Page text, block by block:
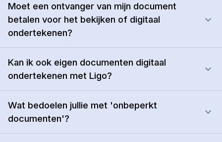
Moet een ontvanger van mijn document
betalen voor het bekijken of digitaal
ondertekenen?
Kan ik ook eigen documenten digitaal
ondertekenen met Ligo?
Wat bedoelen jullie met 'onbeperkt
documenten'?